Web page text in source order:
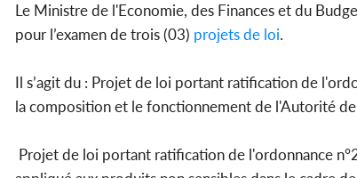
Le Ministre de l'Economie, des Finances et du
pour l’examen de trois (03) projets de loi.
Il s’agit du : Projet de loi portant ratification de
la composition et le fonctionnement de l'Autorité
Projet de loi portant ratification de l'ordonnance